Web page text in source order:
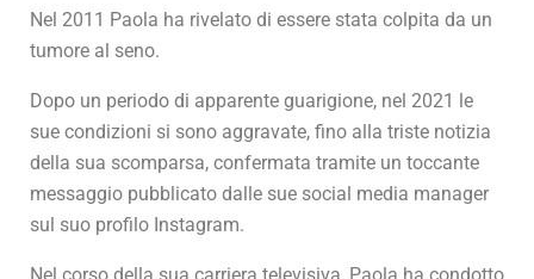
Nel 2011 Paola ha rivelato di essere stata colpita da un
tumore al seno.
Dopo un periodo di apparente guarigione, nel 2021 le
sue condizioni si sono aggravate, fino alla triste notizia
della sua scomparsa, confermata tramite un toccante
messaggio pubblicato dalle sue social media manager
sul suo profilo Instagram.